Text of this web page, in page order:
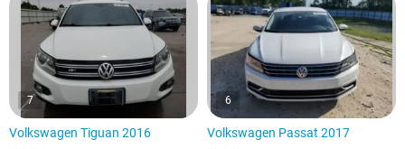
7
Volkswagen Tiguan 2016
6
Volkswagen Passat 2017